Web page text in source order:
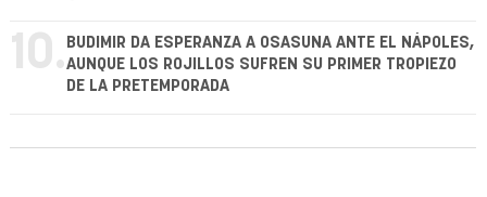
10. BUDIMIR DA ESPERANZA A OSASUNA ANTE EL NÁPOLES,
AUNQUE LOS ROJILLOS SUFREN SU PRIMER TROPIEZO
DE LA PRETEMPORADA